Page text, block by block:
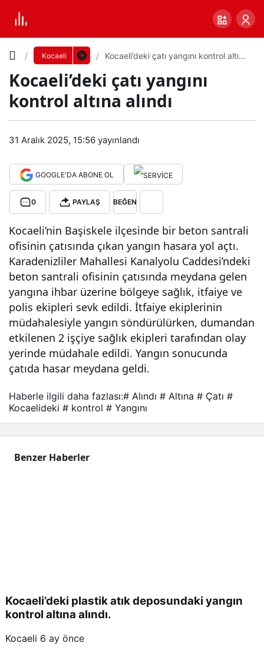
Kocaeli
Kocaeli’deki çatı yangını kontrol altına
Kocaeli’deki çatı yangını
kontrol altına alındı
31 Aralık 2025, 15:56 yayınlandı
GOOGLE'DA ABONE OL
0 PAYLAŞ BEĞEN
Kocaeli’nin Başiskele ilçesinde bir beton santrali
ofisinin çatısında çıkan yangın hasara yol açtı.
Karadenizliler Mahallesi Kanalyolu Caddesi’ndeki
beton santrali ofisinin çatısında meydana gelen
yangına ihbar üzerine bölgeye sağlık, itfaiye ve
polis ekipleri sevk edildi. İtfaiye ekiplerinin
müdahalesiyle yangın söndürülürken, dumandan
etkilenen 2 işçiye sağlık ekipleri tarafından olay
yerinde müdahale edildi. Yangın sonucunda
çatıda hasar meydana geldi.
Koc
deki
yan
gını
kon
trol
a
Yazı
Boyutunu
Küçük 100%
dön
Haberle ilgili daha fazlası:# Alındı # Altına # Çatı #
Kocaelideki # kontrol # Yangını
Benzer Haberler
Kocaeli’deki plastik atık deposundaki yangın
kontrol altına alındı.
Kocaeli 6 ay önce